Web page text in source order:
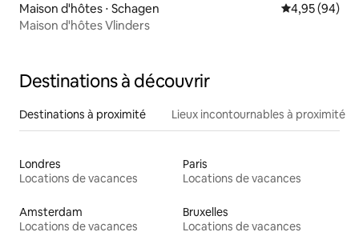
Maison d'hôtes ⋅ Schagen Évaluation
4,95 (94)
Maison d'hôtes Vlinders
Destinations à découvrir
Destinations à proximité Lieux incontournables à proximité
Londres
Locations de vacances
Paris
Locations de vacances
Amsterdam
Locations de vacances
Bruxelles
Locations de vacances